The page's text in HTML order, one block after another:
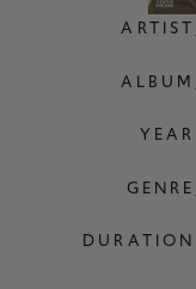
ARTIST
ALBUM
YEAR
GENRE
DURATION